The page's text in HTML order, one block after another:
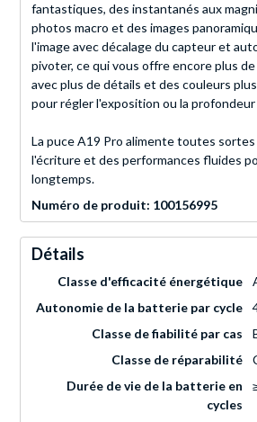
fantastiques, des instantanés aux
photos macro et des images
l'image avec décalage du capteur et
pivoter, ce qui vous offre encore plus
avec plus de détails et des couleurs
pour régler l'exposition ou la
La puce A19 Pro alimente toutes
l'écriture et des performances fluides
longtemps.
Numéro de produit: 100156995
Détails
Classe d'efficacité énergétique
Autonomie de la batterie par cycle
Classe de fiabilité par cas
Classe de réparabilité
Durée de vie de la batterie en
cycles